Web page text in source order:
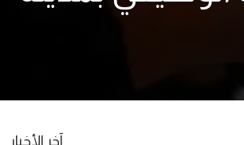
آخر الأخبار